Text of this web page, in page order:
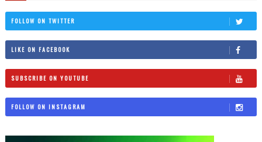
FOLLOW ON TWITTER
LIKE ON FACEBOOK
SUBSCRIBE ON YOUTUBE
FOLLOW ON INSTAGRAM